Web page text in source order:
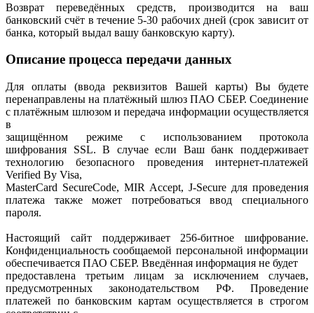
Возврат переведённых средств, производится на ваш
банковский счёт в течение 5-30 рабочих дней (срок зависит от
банка, который выдал вашу банковскую карту).
Описание процесса передачи данных
Для оплаты (ввода реквизитов Вашей карты) Вы будете
перенаправлены на платёжный шлюз ПАО СБЕР. Соединение
с платёжным шлюзом и передача информации осуществляется
в
защищённом режиме с использованием протокола
шифрования SSL. В случае если Ваш банк поддерживает
технологию безопасного проведения интернет-платежей
Verified By Visa,
MasterCard SecureCode, MIR Accept, J-Secure для проведения
платежа также может потребоваться ввод специального
пароля.
Настоящий сайт поддерживает 256-битное шифрование.
Конфиденциальность сообщаемой персональной информации
обеспечивается ПАО СБЕР. Введённая информация не будет
предоставлена третьим лицам за исключением случаев,
предусмотренных законодательством РФ. Проведение
платежей по банковским картам осуществляется в строгом